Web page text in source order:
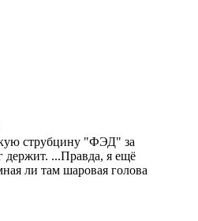
струбцину "ФЭД" за
держит. ...Правда, я ещё
ли там шаровая голова